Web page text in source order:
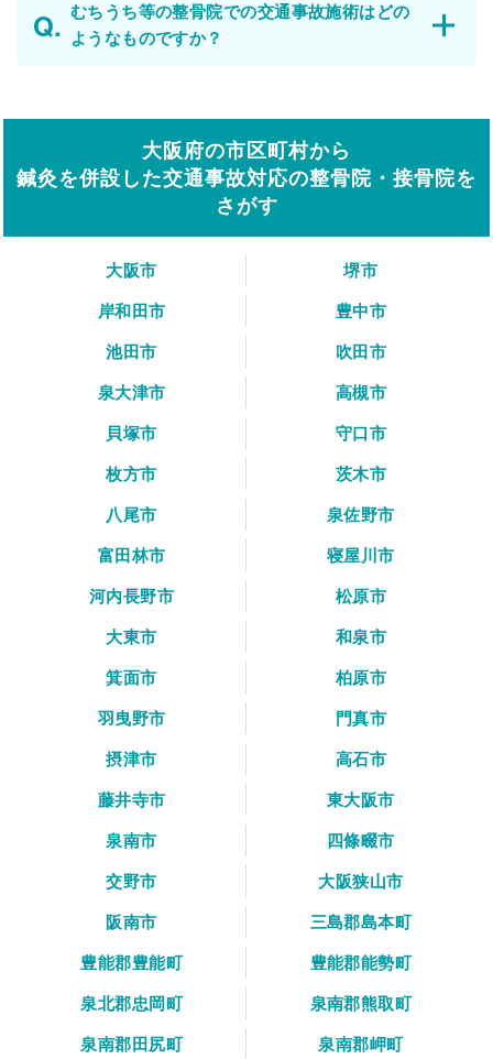
むちうち等の整骨院での交通事故施術はどの
ようなものですか？
大阪府の市区町村から
鍼灸を併設した交通事故対応の整骨院・接骨院を
さがす
大阪市
堺市
岸和田市
豊中市
池田市
吹田市
泉大津市
高槻市
貝塚市
守口市
枚方市
茨木市
八尾市
泉佐野市
富田林市
寝屋川市
河内長野市
松原市
大東市
和泉市
箕面市
柏原市
羽曳野市
門真市
摂津市
高石市
藤井寺市
東大阪市
泉南市
四條畷市
交野市
大阪狭山市
阪南市
三島郡島本町
豊能郡豊能町
豊能郡能勢町
泉北郡忠岡町
泉南郡熊取町
泉南郡田尻町
泉南郡岬町